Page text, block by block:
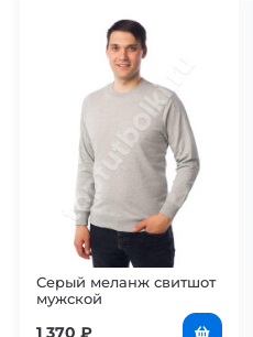
Серый меланж свитшот
мужской